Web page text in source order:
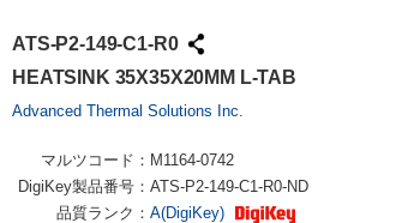
ATS-P2-149-C1-R0
HEATSINK 35X35X20MM L-TAB
Advanced Thermal Solutions Inc.
マルツコード： M1164-0742
DigiKey製品番号： ATS-P2-149-C1-R0-ND
品質ランク： A(DigiKey)